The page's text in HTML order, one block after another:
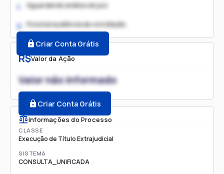
R$Valor da Ação
Valor não informado
Criar Conta Grátis
Informações do Processo
CLASSE
Execução de Título Extrajudicial
SISTEMA
CONSULTA_UNIFICADA
1. Aguardando análise do juiz
2. Possível audiência de conciliação
Criar Conta Grátis